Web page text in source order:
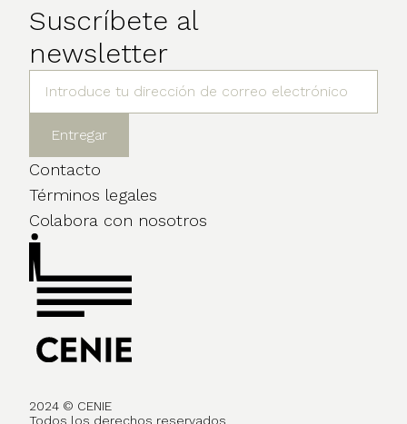
Suscríbete al
newsletter
Contacto
Términos legales
Colabora con nosotros
2024 © CENIE
Todos los derechos reservados